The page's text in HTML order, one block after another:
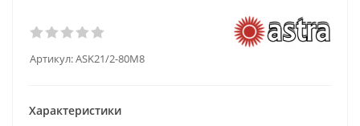
Артикул:ASK21/2-80M8
Характеристики